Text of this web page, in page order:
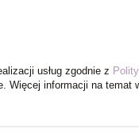
usług zgodnie z
Więcej informacji na